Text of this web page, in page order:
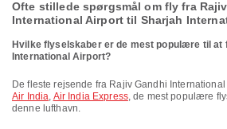
Ofte stillede spørgsmål om fly fra
International Airport til Sharjah
Hvilke flyselskaber er de mest populære til at
International Airport?
De fleste rejsende fra Rajiv Gandhi
Air India, Air India Express, de mest populære
denne lufthavn.